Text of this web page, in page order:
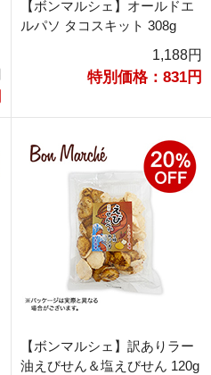
【ボンマルシェ】オールドエ
ルパソ タコスキット 308g
1,188円
特別価格：831円
【ボンマルシェ】訳ありラー
油えびせん＆塩えびせん 120g